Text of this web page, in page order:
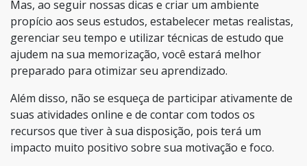
Mas, ao seguir nossas dicas e criar um ambiente
propício aos seus estudos, estabelecer metas realistas,
gerenciar seu tempo e utilizar técnicas de estudo que
ajudem na sua memorização, você estará melhor
preparado para otimizar seu aprendizado.
Além disso, não se esqueça de participar ativamente de
suas atividades online e de contar com todos os
recursos que tiver à sua disposição, pois terá um
impacto muito positivo sobre sua motivação e foco.